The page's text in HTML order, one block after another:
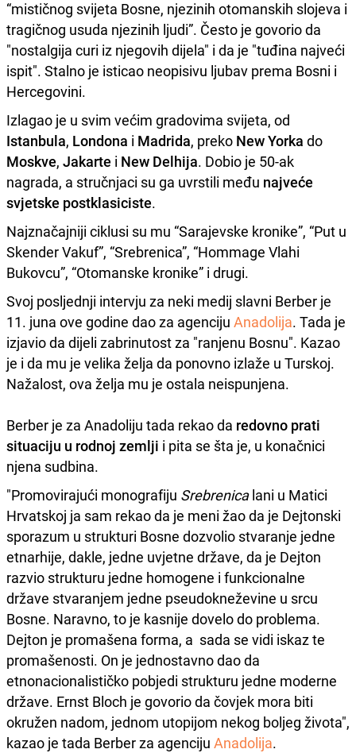
“mističnog svijeta Bosne, njezinih otomanskih slojeva i
tragičnog usuda njezinih ljudi”. Često je govorio da
"nostalgija curi iz njegovih dijela" i da je "tuđina najveći
ispit". Stalno je isticao neopisivu ljubav prema Bosni i
Hercegovini.
Izlagao je u svim većim gradovima svijeta, od
Istanbula, Londona i Madrida, preko New Yorka do
Moskve, Jakarte i New Delhija. Dobio je 50-ak
nagrada, a stručnjaci su ga uvrstili među najveće
svjetske postklasiciste.
Najznačajniji ciklusi su mu “Sarajevske kronike”, “Put u
Skender Vakuf”, “Srebrenica”, “Hommage Vlahi
Bukovcu”, “Otomanske kronike” i drugi.
Svoj posljednji intervju za neki medij slavni Berber je
11. juna ove godine dao za agenciju Anadolija. Tada je
izjavio da dijeli zabrinutost za "ranjenu Bosnu". Kazao
je i da mu je velika želja da ponovno izlaže u Turskoj.
Nažalost, ova želja mu je ostala neispunjena.
Berber je za Anadoliju tada rekao da redovno prati
situaciju u rodnoj zemlji i pita se šta je, u konačnici
njena sudbina.
"Promovirajući monografiju Srebrenicalani u Matici
Hrvatskoj ja sam rekao da je meni žao da je Dejtonski
sporazum u strukturi Bosne dozvolio stvaranje jedne
etnarhije, dakle, jedne uvjetne države, da je Dejton
razvio strukturu jedne homogene i funkcionalne
države stvaranjem jedne pseudokneževine u srcu
Bosne. Naravno, to je kasnije dovelo do problema.
Dejton je promašena forma, a sada se vidi iskaz te
promašenosti. On je jednostavno dao da
etnonacionalističko pobjedi strukturu jedne moderne
države. Ernst Bloch je govorio da čovjek mora biti
okružen nadom, jednom utopijom nekog boljeg života",
kazao je tada Berber za agenciju Anadolija.